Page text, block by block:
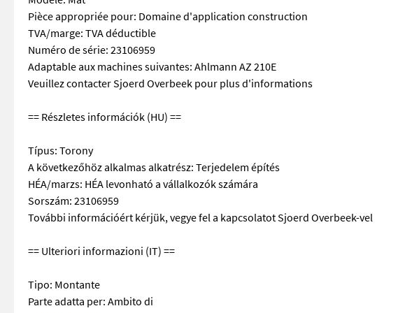
Pièce appropriée pour: Domaine d'application construction
TVA/marge: TVA déductible
Numéro de série: 23106959
Adaptable aux machines suivantes: Ahlmann AZ 210E
Veuillez contacter Sjoerd Overbeek pour plus d'informations
== Részletes információk (HU) ==
Típus: Torony
A következőhöz alkalmas alkatrész: Terjedelem építés
HÉA/marzs: HÉA levonható a vállalkozók számára
Sorszám: 23106959
További információért kérjük, vegye fel a kapcsolatot Sjoerd Overbeek-vel
== Ulteriori informazioni (IT) ==
Tipo: Montante
Parte adatta per: Ambito di